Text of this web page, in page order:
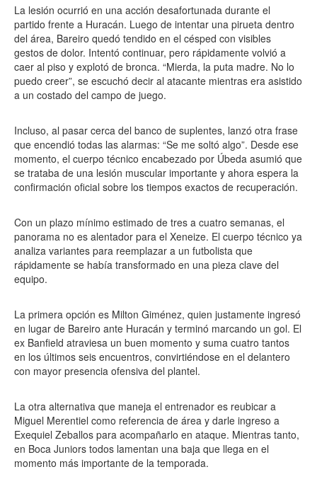
La lesión ocurrió en una acción desafortunada durante el
partido frente a Huracán. Luego de intentar una pirueta dentro
del área, Bareiro quedó tendido en el césped con visibles
gestos de dolor. Intentó continuar, pero rápidamente volvió a
caer al piso y explotó de bronca. “Mierda, la puta madre. No lo
puedo creer”, se escuchó decir al atacante mientras era asistido
a un costado del campo de juego.
Incluso, al pasar cerca del banco de suplentes, lanzó otra frase
que encendió todas las alarmas: “Se me soltó algo”. Desde ese
momento, el cuerpo técnico encabezado por Úbeda asumió que
se trataba de una lesión muscular importante y ahora espera la
confirmación oficial sobre los tiempos exactos de recuperación.
Con un plazo mínimo estimado de tres a cuatro semanas, el
panorama no es alentador para el Xeneize. El cuerpo técnico ya
analiza variantes para reemplazar a un futbolista que
rápidamente se había transformado en una pieza clave del
equipo.
La primera opción es Milton Giménez, quien justamente ingresó
en lugar de Bareiro ante Huracán y terminó marcando un gol. El
ex Banfield atraviesa un buen momento y suma cuatro tantos
en los últimos seis encuentros, convirtiéndose en el delantero
con mayor presencia ofensiva del plantel.
La otra alternativa que maneja el entrenador es reubicar a
Miguel Merentiel como referencia de área y darle ingreso a
Exequiel Zeballos para acompañarlo en ataque. Mientras tanto,
en Boca Juniors todos lamentan una baja que llega en el
momento más importante de la temporada.